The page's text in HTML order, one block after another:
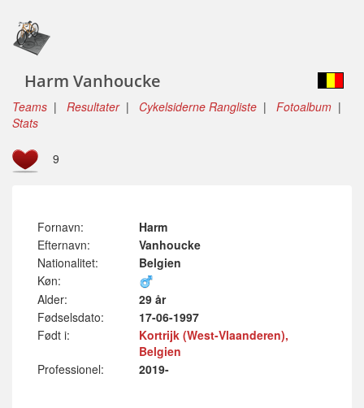
Harm Vanhoucke
Teams | Resultater| Cykelsiderne Rangliste | Fotoalbum |
Stats
9
Fornavn:
Harm
Efternavn:
Vanhoucke
Nationalitet:
Belgien
Køn:
Alder:
29 år
Fødselsdato:
17-06-1997
Født i:
Kortrijk (West-Vlaanderen),
Belgien
Professionel:
2019-